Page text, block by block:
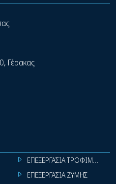
Γέρακας
ΕΠΕΞΕΡΓΑΣΙΑ ΤΡΟΦΙΜΩΝ
ΕΠΕΞΕΡΓΑΣΙΑ ΖΥΜΗΣ